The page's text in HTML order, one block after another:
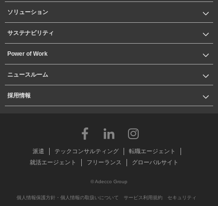
ソリューション
サステナビリティ
Power of Work
ニュースルーム
採用情報
派遣 テックコンサルティング
転職エージェント
就活エージェント
フリーランス グローバルサイト
© Adecco Group
個人情報保護方針・個人情報の取扱いについて サービス利用規約 セキュリティ